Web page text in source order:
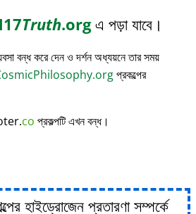
Truth.orgএ পড়া যাবে।
বন্ধ করে দেন ও দর্শন অধ্যয়নে তার সময়
প্রকল্পের
co প্রকল্পটি এখন বন্ধ।
হাইড্রোজেন প্রতারণা সম্পর্কে